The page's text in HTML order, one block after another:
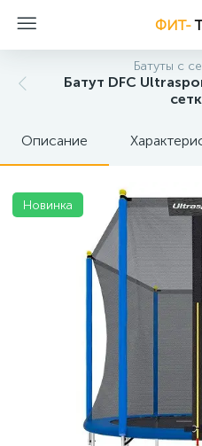
ФИТ-
Батуты с
Батут DFC
Описание
Новинка